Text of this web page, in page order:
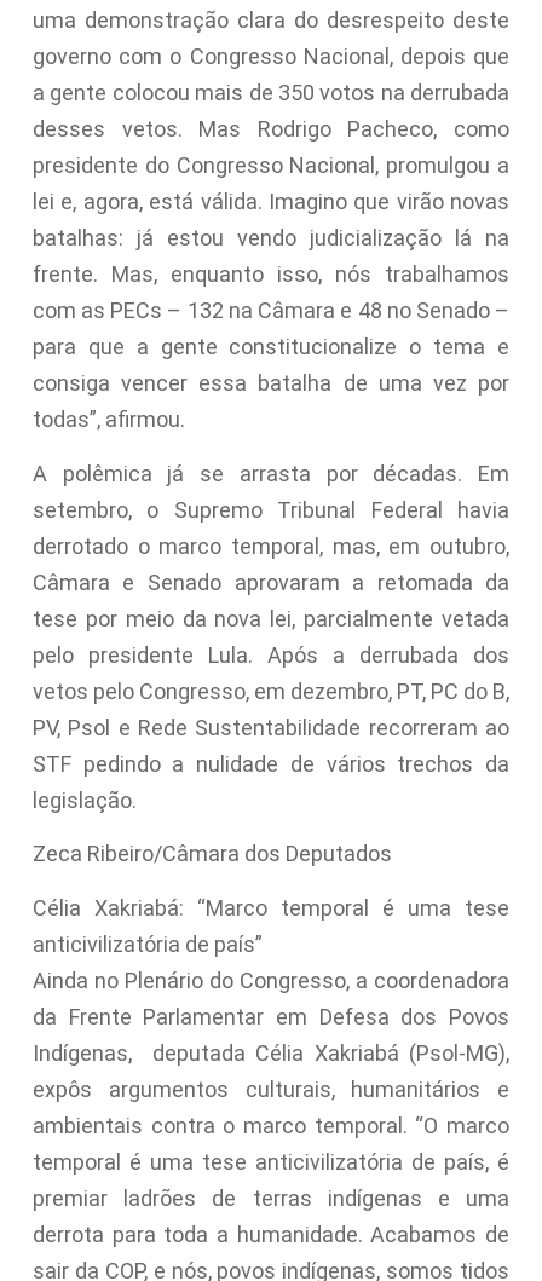
uma demonstração clara do desrespeito deste
governo com o Congresso Nacional, depois que
a gente colocou mais de 350 votos na derrubada
desses vetos. Mas Rodrigo Pacheco, como
presidente do Congresso Nacional, promulgou a
lei e, agora, está válida. Imagino que virão novas
batalhas: já estou vendo judicialização lá na
frente. Mas, enquanto isso, nós trabalhamos
com as PECs – 132 na Câmara e 48 no Senado –
para que a gente constitucionalize o tema e
consiga vencer essa batalha de uma vez por
todas”, afirmou.
A polêmica já se arrasta por décadas. Em
setembro, o Supremo Tribunal Federal havia
derrotado o marco temporal, mas, em outubro,
Câmara e Senado aprovaram a retomada da
tese por meio da nova lei, parcialmente vetada
pelo presidente Lula. Após a derrubada dos
vetos pelo Congresso, em dezembro, PT, PC do B,
PV, Psol e Rede Sustentabilidade recorreram ao
STF pedindo a nulidade de vários trechos da
legislação.
Zeca Ribeiro/Câmara dos Deputados
Célia Xakriabá: “Marco temporal é uma tese
anticivilizatória de país”
Ainda no Plenário do Congresso, a coordenadora
da Frente Parlamentar em Defesa dos Povos
Indígenas, deputada Célia Xakriabá (Psol-MG),
expôs argumentos culturais, humanitários e
ambientais contra o marco temporal. “O marco
temporal é uma tese anticivilizatória de país, é
premiar ladrões de terras indígenas e uma
derrota para toda a humanidade. Acabamos de
sair da COP, e nós, povos indígenas, somos tidos